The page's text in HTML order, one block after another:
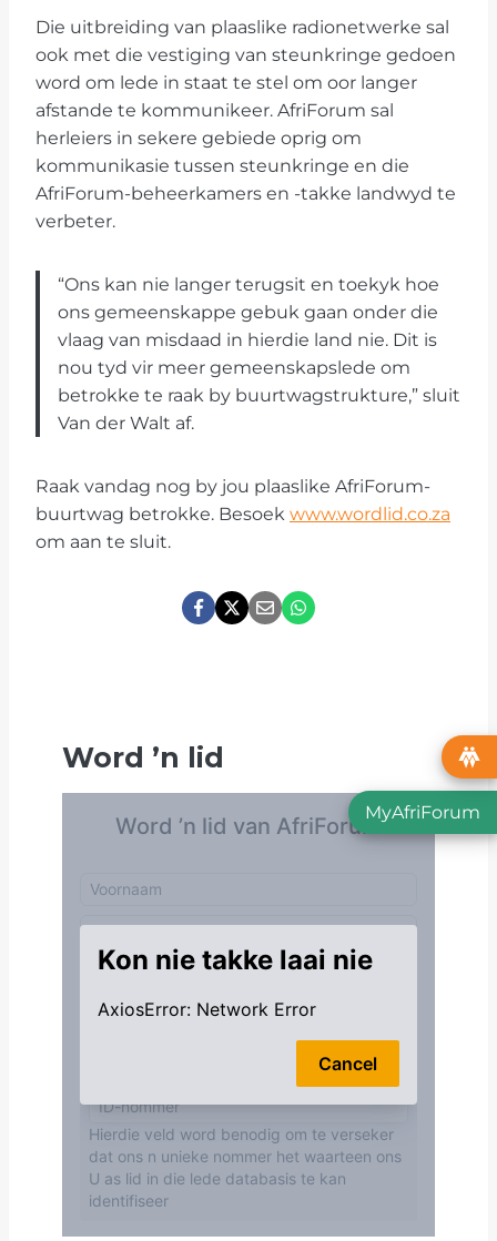
Die uitbreiding van plaaslike radionetwerke sal
ook met die vestiging van steunkringe gedoen
word om lede in staat te stel om oor langer
afstande te kommunikeer. AfriForum sal
herleiers in sekere gebiede oprig om
kommunikasie tussen steunkringe en die
AfriForum-beheerkamers en -takke landwyd te
verbeter.
“Ons kan nie langer terugsit en toekyk hoe
ons gemeenskappe gebuk gaan onder die
vlaag van misdaad in hierdie land nie. Dit is
nou tyd vir meer gemeenskapslede om
betrokke te raak by buurtwagstrukture,” sluit
Van der Walt af.
Raak vandag nog by jou plaaslike AfriForum-
buurtwag betrokke. Besoek www.wordlid.co.za
om aan te sluit.
Word ’n lid
MyAfriForum